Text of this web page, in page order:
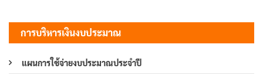
การบริหารเงินงบประมาณ
แผนการใช้จ่ายงบประมาณประจำปี